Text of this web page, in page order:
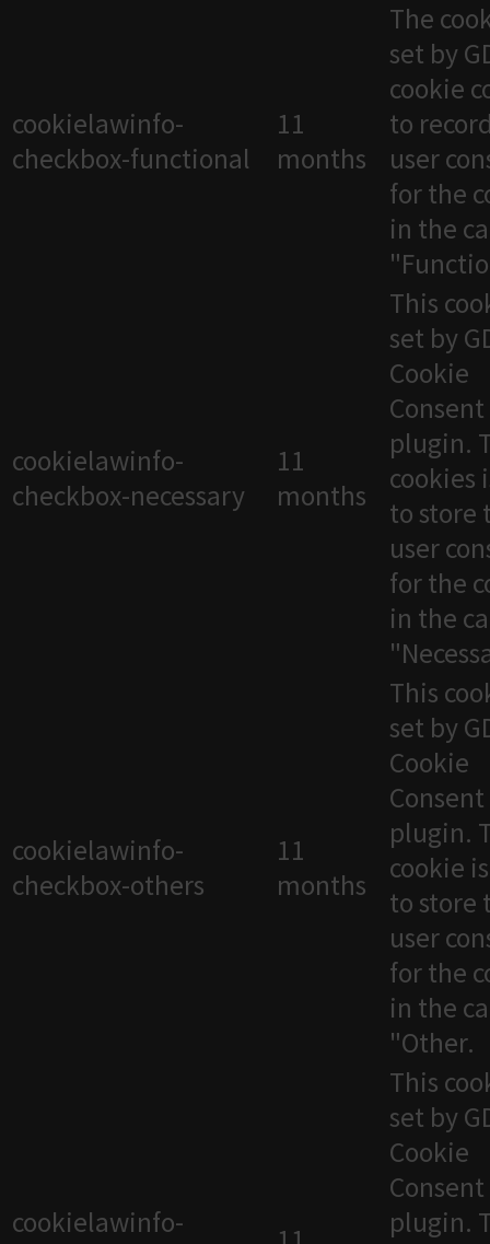
cookielawinfo-
checkbox-functional
11
months
The
set by
cookie
to
user
for the
in the
cookielawinfo-
checkbox-necessary
11
months
This
set by
Cookie
Consent
plugin.
cookies
to store
user
for the
in the
cookielawinfo-
checkbox-others
11
months
This
set by
Cookie
Consent
plugin.
cookie
to store
user
for the
in the
"Other.
cookielawinfo-
This
set by
Cookie
Consent
plugin.